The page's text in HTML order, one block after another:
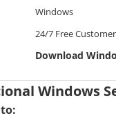
Windows
24/7 Free
Download
Windows